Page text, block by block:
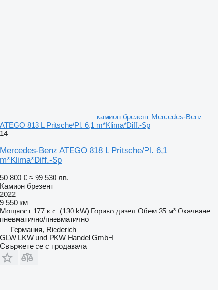
камион брезент Mercedes-Benz
ATEGO 818 L Pritsche/Pl. 6,1 m*Klima*Diff.-Sp
14
Mercedes-Benz ATEGO 818 L Pritsche/Pl. 6,1
m*Klima*Diff.-Sp
50 800 € ≈ 99 530 лв.
Камион брезент
2022
9 550 км
Мощност 177 к.с. (130 kW) Гориво дизел Обем 35 м³ Окачване
пневматично/пневматично
Германия, Riederich
GLW LKW und PKW Handel GmbH
Свържете се с продавача